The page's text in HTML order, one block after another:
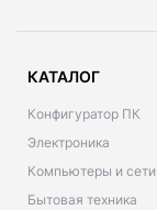
КАТАЛОГ
Конфигуратор ПК
Электроника
Компьютеры и сети
Бытовая техника